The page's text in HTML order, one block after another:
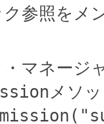
参照をメ
マネージ
メソ